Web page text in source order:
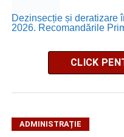
Dezinsecție și deratizare
2026. Recomandările
CLICK
ADMINISTRAȚIE